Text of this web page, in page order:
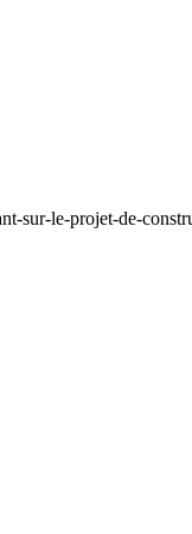
sur-le-projet-de-